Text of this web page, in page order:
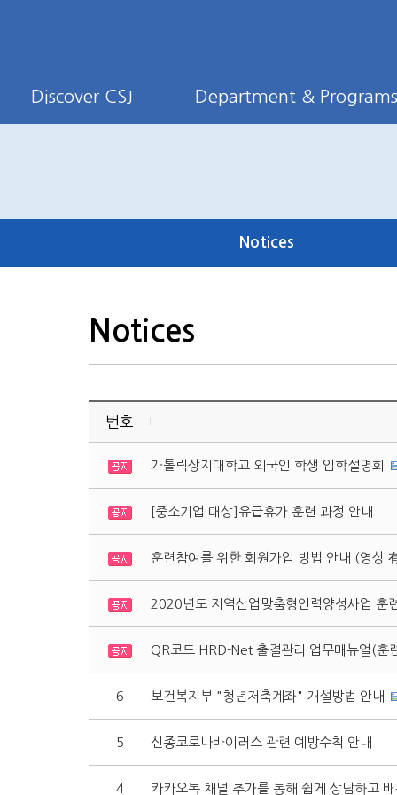
Discover CSJ Department & Programs
Notices
Notices
번호
가톨릭상지대학교 외국인 학생 입학설명회
[중소기업 대상]유급휴가 훈련 과정 안내
훈련참여를 위한 회원가입 방법 안내 (영상
2020년도 지역산업맞춤형인력양성사업 훈
QR코드 HRD-Net 출결관리 업무매뉴얼(훈
6 보건복지부 "청년저축계좌" 개설방법 안내
5 신종코로나바이러스 관련 예방수칙 안내
4 카카오톡 채널 추가를 통해 쉽게 상담하고